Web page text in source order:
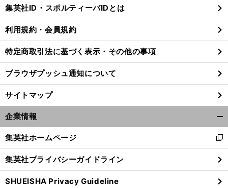
る
集英社ID・スポルティーバIDとは
利用規約・会員規約
特定商取引法に基づく表示・その他の事項
ブラウザプッシュ通知について
サイトマップ
企業情報
閉
る
集英社ホームページ
新
し
い
ウ
ィ
集英社プライバシーガイドライン
SHUEISHA Privacy Guideline